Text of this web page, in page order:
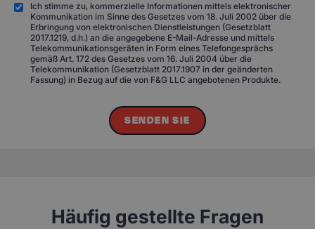
Ich stimme zu, kommerzielle Informationen mittels elektronischer
Kommunikation im Sinne des Gesetzes vom 18. Juli 2002 über die
Erbringung von elektronischen Dienstleistungen (Gesetzblatt
2017.1219, d.h.) an die angegebene E-Mail-Adresse und mittels
Telekommunikationsgeräten in Form eines Telefongesprächs
gemäß Art. 172 des Gesetzes vom 16. Juli 2004 über die
Telekommunikation (Gesetzblatt 2017.1907 in der geänderten
Fassung) in Bezug auf die von F&G LLC angebotenen Produkte.
SENDEN SIE
Häufig gestellte Fragen